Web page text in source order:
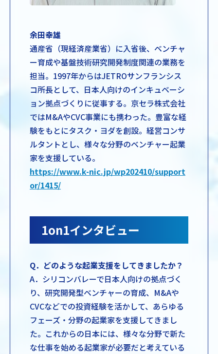
余田幸雄
通産省（現経済産業省）に入省後、ベンチャ
ー育成や基盤技術研究開発制度関連の業務を
担当。1997年からはJETROサンフランシス
コ所長として、日本人向けのインキュベーシ
ョン拠点づくりに従事する。京セラ株式会社
ではM&AやCVC事業にも携わった。豊富な経
験をもとにタスク・ヨダを創設。経営コンサ
ルタントとし、様々な分野のベンチャー起業
家を支援している。
https://www.k-nic.jp/wp202410/support
or/1415/
1on1インタビュー
Q．どのような起業支援をしてきましたか？
A．シリコンバレーで日本人向けの拠点づく
り、研究開発型ベンチャーの育成、M&Aや
CVCなどでの投資経験を活かして、あらゆる
フェーズ・分野の起業家を支援してきまし
た。これからの日本には、様々な分野で新た
な仕事を始める起業家が必要だと考えている